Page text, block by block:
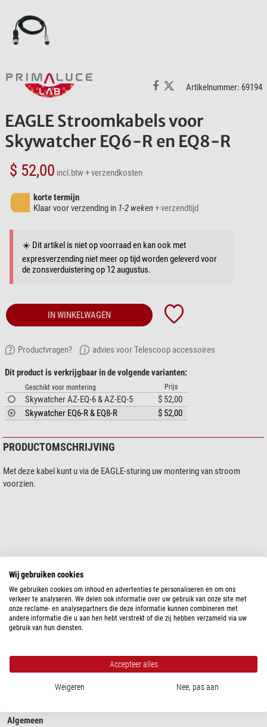
Artikelnummer: 69194
EAGLE Stroomkabels voor
Skywatcher EQ6-R en EQ8-R
$ 52,00 incl.btw+ verzendkosten
korte termijn
Klaar voor verzending in 1-2 weken+ verzendtijd
☀️ Dit artikel is niet op voorraad en kan ook met
expresverzending niet meer op tijd worden geleverd voor
de zonsverduistering op 12 augustus.
IN WINKELWAGEN
Productvragen? advies voor Telescoop accessoires
Dit product is verkrijgbaar in de volgende varianten:
Geschikt voor montering Prijs
Skywatcher AZ-EQ-6 & AZ-EQ-5
$ 52,00
Skywatcher EQ6-R & EQ8-R
$ 52,00
PRODUCTOMSCHRIJVING
Met deze kabel kunt u via de EAGLE-sturing uw montering van stroom
voorzien.
toon meer...
SPECIFICATIES
Capaciteit
Lengte van de kabel (m)
1,15
Stroomsterkte (A)
Algemeen
Wij gebruiken cookies
We gebruiken cookies om inhoud en advertenties te personaliseren en om ons
verkeer te analyseren. We delen ook informatie over uw gebruik van onze site met
onze reclame- en analysepartners die deze informatie kunnen combineren met
andere informatie die u aan hen hebt verstrekt of die zij hebben verzameld via uw
gebruik van hun diensten.
Accepteer alles
Weigeren Nee, pas aan